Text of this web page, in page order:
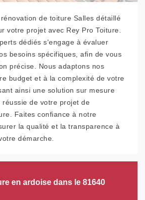
de toiture Salles détaillé
votre projet avec Rey Pro Toiture.
dédiés s'engage à évaluer
besoins spécifiques, afin de vous
précise. Nous adaptons nos
budget et à la complexité de votre
ainsi une solution sur mesure
de votre projet de
Faites confiance à notre
la qualité et la transparence à
démarche.
en ardoise dans le 81640